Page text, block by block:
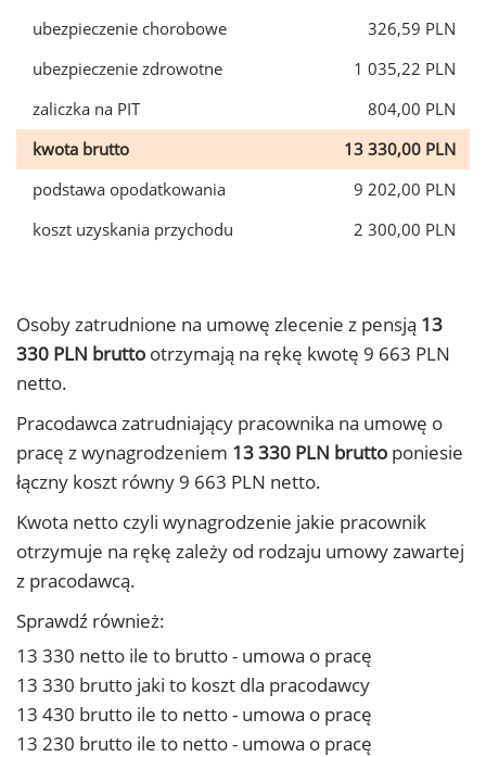
ubezpieczenie chorobowe
326,59 PLN
ubezpieczenie zdrowotne
1 035,22 PLN
zaliczka na PIT
804,00 PLN
kwota brutto
13 330,00 PLN
podstawa opodatkowania
9 202,00 PLN
koszt uzyskania przychodu
2 300,00 PLN
Osoby zatrudnione na umowę zlecenie z pensją 13
330 PLN brutto otrzymają na rękę kwotę 9 663 PLN
netto.
Pracodawca zatrudniający pracownika na umowę o
pracę z wynagrodzeniem 13 330 PLN brutto poniesie
łączny koszt równy 9 663 PLN netto.
Kwota netto czyli wynagrodzenie jakie pracownik
otrzymuje na rękę zależy od rodzaju umowy zawartej
z pracodawcą.
Sprawdź również:
13 330 netto ile to brutto - umowa o pracę
13 330 brutto jaki to koszt dla pracodawcy
13 430 brutto ile to netto - umowa o pracę
13 230 brutto ile to netto - umowa o pracę